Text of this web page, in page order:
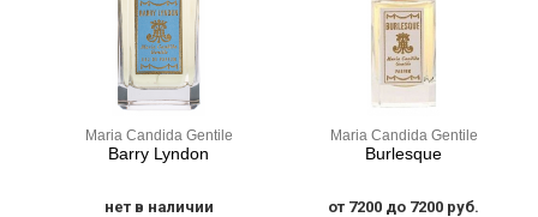
Maria Candida Gentile
Barry Lyndon
нет в наличии
Maria Candida Gentile
Burlesque
от 7200 до 7200 руб.